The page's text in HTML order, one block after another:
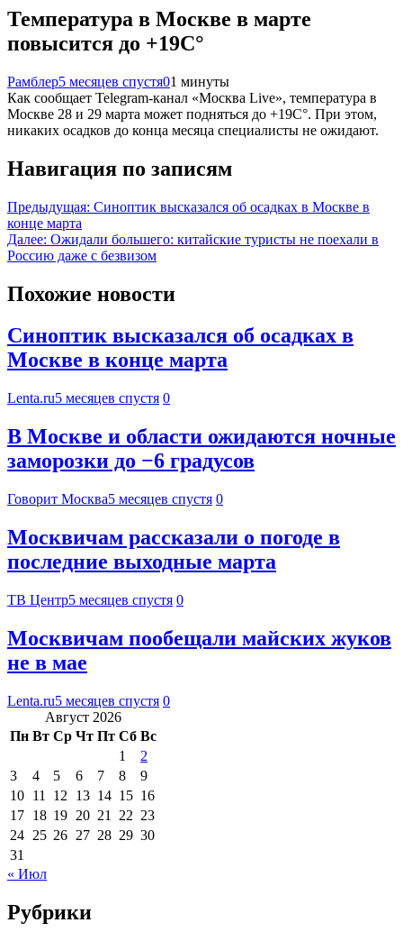
Температура в Москве в марте
повысится до +19C°
Рамблер5 месяцев спустя01 минуты
Как сообщает Telegram-канал «Москва Live», температура в
Москве 28 и 29 марта может подняться до +19C°. При этом,
никаких осадков до конца месяца специалисты не ожидают.
Навигация по записям
Предыдущая: Синоптик высказался об осадках в Москве в
конце марта
Далее: Ожидали большего: китайские туристы не поехали в
Россию даже с безвизом
Похожие новости
Синоптик высказался об осадках в
Москве в конце марта
Lenta.ru5 месяцев спустя 0
В Москве и области ожидаются ночные
заморозки до −6 градусов
Говорит Москва5 месяцев спустя 0
Москвичам рассказали о погоде в
последние выходные марта
ТВ Центр5 месяцев спустя 0
Москвичам пообещали майских жуков
не в мае
Lenta.ru5 месяцев спустя 0
Август 2026
Пн Вт Ср Чт Пт Сб Вс
1
2
3
4 5 6 7 8
9
10 11 12 13 14 15 16
17 18 19 20 21 22 23
24 25 26 27 28 29 30
31
« Июл
Рубрики